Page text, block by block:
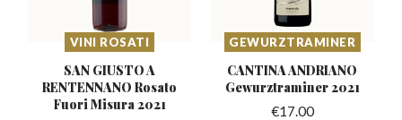
VINI ROSATI
SAN GIUSTO A
RENTENNANO Rosato
Fuori Misura 2021
GEWURZTRAMINER
CANTINA ANDRIANO
Gewurztraminer 2021
€17.00